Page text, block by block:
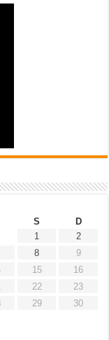
S
D
1
2
8
9
15
16
22
23
29
30